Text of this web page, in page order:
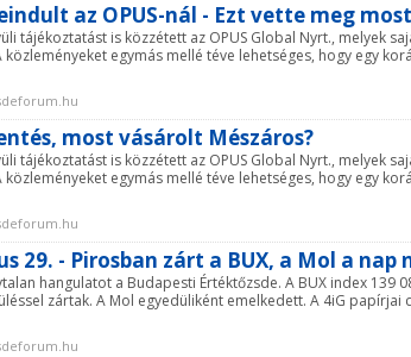
az OPUS-nál - Ezt vette meg
tájékoztatást is közzétett az OPUS Global Nyrt., melyek
egymás mellé téve lehetséges, hogy egy
most vásárolt Mészáros?
tájékoztatást is közzétett az OPUS Global Nyrt., melyek
egymás mellé téve lehetséges, hogy egy
29. - Pirosban zárt a BUX, a Mol a nap
hangulatot a Budapesti Értéktőzsde. A BUX index 139
zártak. A Mol egyedüliként emelkedett. A 4iG papírjai